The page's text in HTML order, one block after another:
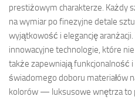
prestiżowym charakterze. Każdy
na wymiar po finezyjne detale
wyjątkowość i elegancję
innowacyjne technologie, które
także zapewniają funkcjonalność
świadomego doboru materiałów
kolorów — luksusowe wnętrza to